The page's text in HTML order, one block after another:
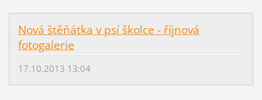
Nová štěňátka v psí školce - říjnová
fotogalerie
17.10.2013 13:04